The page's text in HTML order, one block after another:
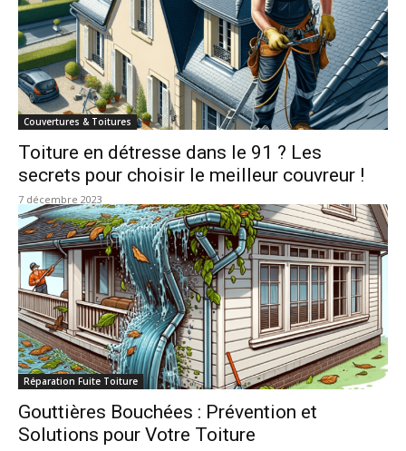
Couvertures & Toitures
Toiture en détresse dans le 91 ? Les
secrets pour choisir le meilleur couvreur !
7 décembre 2023
Réparation Fuite Toiture
Gouttières Bouchées : Prévention et
Solutions pour Votre Toiture